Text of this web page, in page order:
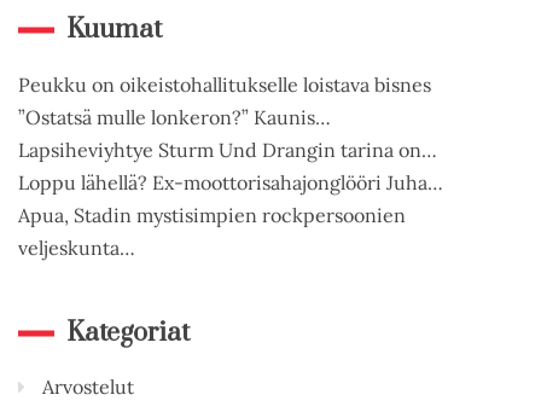
Kuumat
Peukku on oikeistohallitukselle loistava bisnes
”Ostatsä mulle lonkeron?” Kaunis…
Lapsiheviyhtye Sturm Und Drangin tarina on…
Loppu lähellä? Ex-moottorisahajonglööri Juha…
Apua, Stadin mystisimpien rockpersoonien
veljeskunta…
Kategoriat
Arvostelut